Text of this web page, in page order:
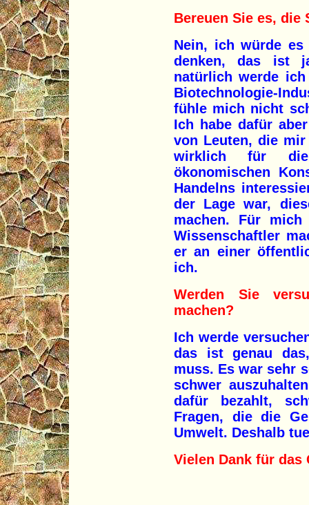
Bereuen Sie es, die
Nein, ich würde es
denken, das ist
natürlich werde
Biotechnologie-
fühle mich nicht
Ich habe dafür
von Leuten, die
wirklich für die
ökonomischen
Handelns
der Lage war,
machen. Für
Wissenschaftler
er an einer
ich.
Werden Sie
machen?
Ich werde
das ist genau
muss. Es war sehr
schwer
dafür bezahlt,
Fragen, die die
Umwelt. Deshalb
Vielen Dank für das